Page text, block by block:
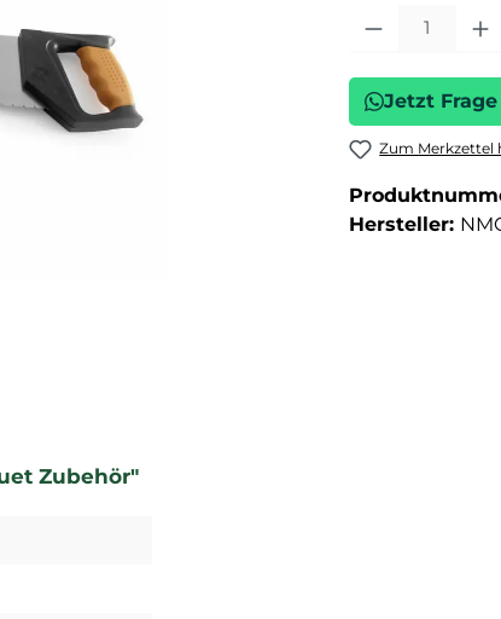
Produkt Anzahl:
Jetzt
Zum Merkzettel
Hersteller:
Zubehör"